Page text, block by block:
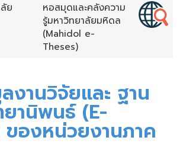
ย
หอสมุดและคลังความ
รู้มหาวิทยาลัยมหิดล
(Mahidol e-
Theses)
งานวิจัยและ ฐาน
านิพนธ์ (E-
ของหน่วยงานภาค